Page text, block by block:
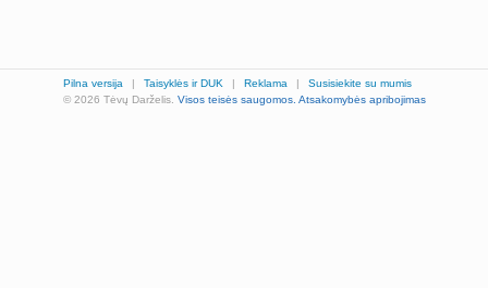
Pilna versija | Taisyklės ir DUK | Reklama |
Susisiekite su mumis
© 2026 Tėvų Darželis. Visos teisės saugomos. Atsakomybės apribojimas